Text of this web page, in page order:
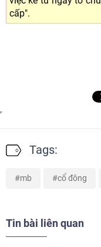
cấp".
Tags:
mb cổ đông
Tin bài liên quan